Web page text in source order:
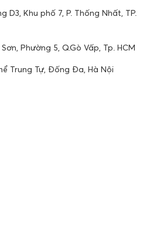
D3, Khu phố 7, P. Thống Nhất, TP.
Phường 5, Q.Gò Vấp, Tp. HCM
Trung Tự, Đống Đa, Hà Nội